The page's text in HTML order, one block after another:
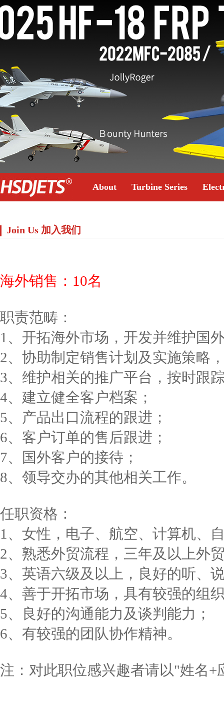
About Turbine Series
Join Us 加入我们
海外销售：10名
职责范畴：
1、开拓海外市场，开发并维护国
2、协助制定销售计划及实施策略
3、维护相关的推广平台，按时跟
4、建立健全客户档案；
5、产品出口流程的跟进；
6、客户订单的售后跟进；
7、国外客户的接待；
8、领导交办的其他相关工作。
任职资格：
1、女性，电子、航空、计算机、
2、熟悉外贸流程，三年及以上外
3、英语六级及以上，良好的听、
4、善于开拓市场，具有较强的组
5、良好的沟通能力及谈判能力；
6、有较强的团队协作精神。
注：对此职位感兴趣者请以"姓名+